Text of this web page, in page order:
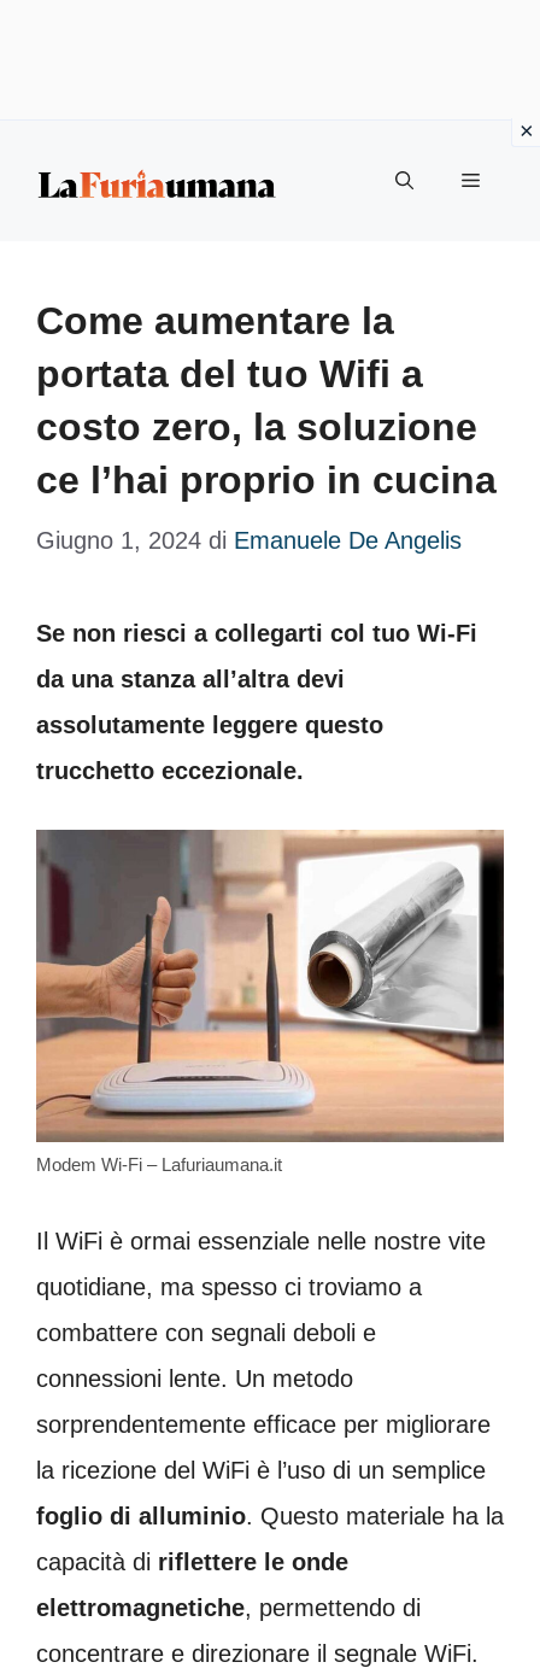
Menu
Come aumentare la
portata del tuo Wifi a
costo zero, la soluzione
ce l’hai proprio in cucina
Giugno 1, 2024 di Emanuele De Angelis
Se non riesci a collegarti col tuo Wi-Fi
da una stanza all’altra devi
assolutamente leggere questo
trucchetto eccezionale.
Modem Wi-Fi – Lafuriaumana.it
Il WiFi è ormai essenziale nelle nostre vite
quotidiane, ma spesso ci troviamo a
combattere con segnali deboli e
connessioni lente. Un metodo
sorprendentemente efficace per migliorare
la ricezione del WiFi è l’uso di un semplice
foglio di alluminio. Questo materiale ha la
capacità di riflettere le onde
elettromagnetiche, permettendo di
concentrare e direzionare il segnale WiFi.